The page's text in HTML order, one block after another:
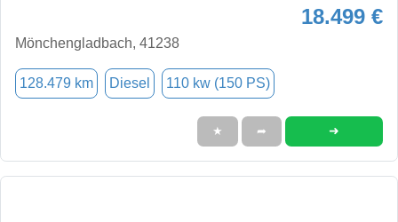
18.499 €
Mönchengladbach, 41238
128.479 km Diesel 110 kw (150 PS)
★ ➦ ➜